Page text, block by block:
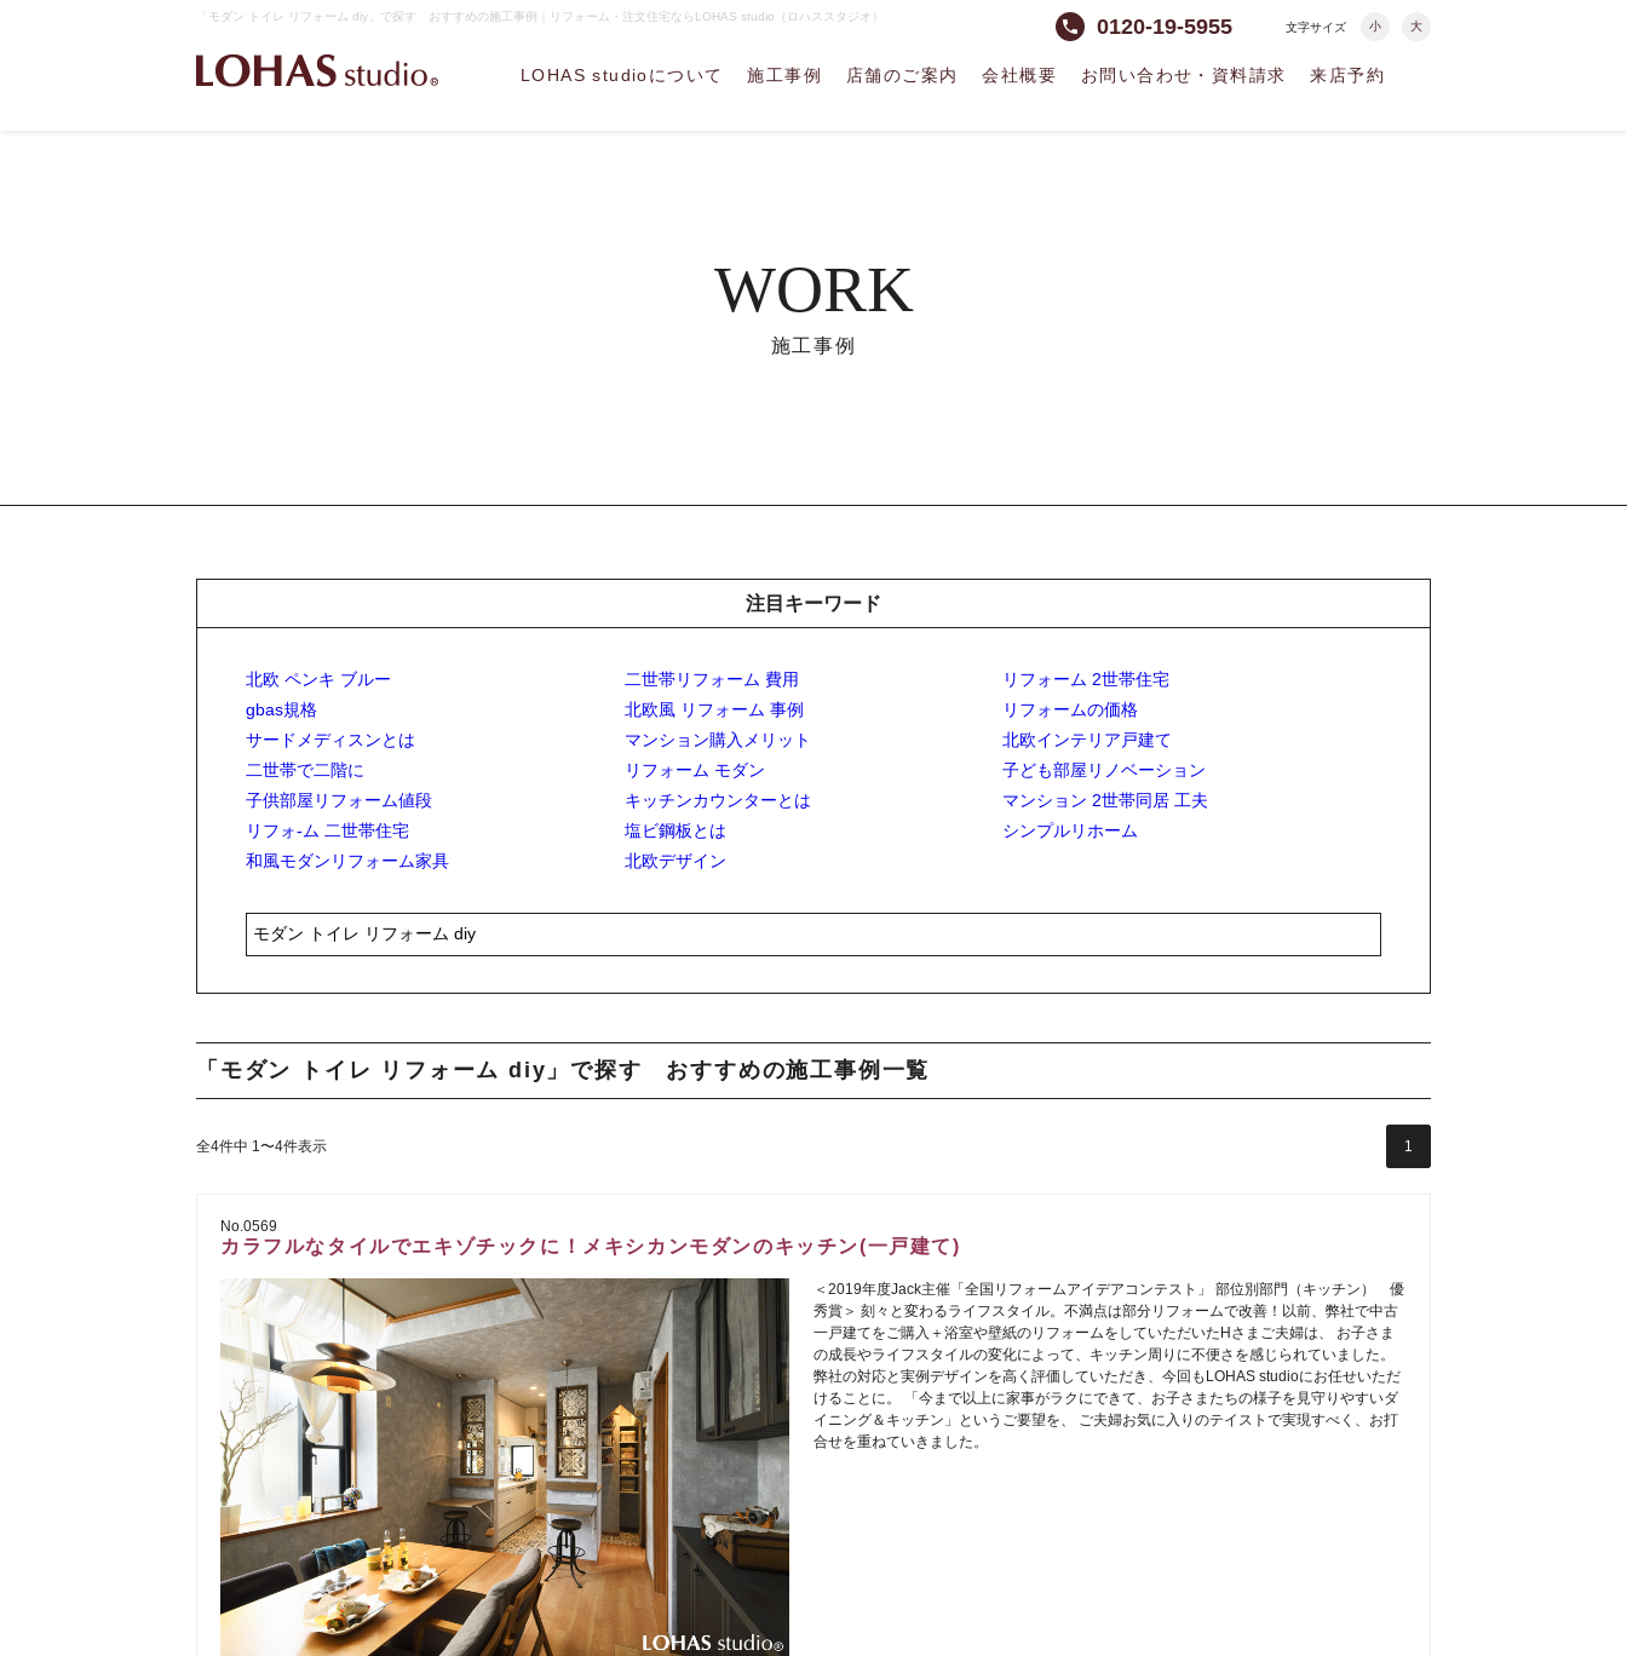
「モダン トイレ リフォーム diy」で探す おすすめの施工事例｜リフォーム・注文住宅ならLOHAS studio（ロハススタジオ）
phone 0120-19-5955 文字サイズ 小 大
LOHAS studioについて 施工事例 店舗のご案内 会社概要 お問い合わせ・資料請求 来店予約
WORK
施工事例
注目キーワード
北欧 ペンキ ブルー 二世帯リフォーム 費用
リフォーム 2世帯住宅
gbas規格
北欧風 リフォーム 事例
リフォームの価格
サードメディスンとは
マンション購入メリット
北欧インテリア戸建て
二世帯で二階に
リフォーム モダン
子ども部屋リノベーション
子供部屋リフォーム値段
キッチンカウンターとは
マンション 2世帯同居 工夫
リフォ-ム 二世帯住宅
塩ビ鋼板とは
シンプルリホーム
和風モダンリフォーム家具
北欧デザイン
「モダン トイレ リフォーム diy」で探す おすすめの施工事例一覧
全4件中 1〜4件表示 1
No.0569
カラフルなタイルでエキゾチックに！メキシカンモダンのキッチン(一戸建て)
＜2019年度Jack主催「全国リフォームアイデアコンテスト」 部位別部門（キッチン） 優
秀賞＞ 刻々と変わるライフスタイル。不満点は部分リフォームで改善！以前、弊社で中古
一戸建てをご購入＋浴室や壁紙のリフォームをしていただいたHさまご夫婦は、 お子さま
の成長やライフスタイルの変化によって、キッチン周りに不便さを感じられていました。
弊社の対応と実例デザインを高く評価していただき、今回もLOHAS studioにお任せいただ
けることに。 「今まで以上に家事がラクにできて、お子さまたちの様子を見守りやすいダ
イニング＆キッチン」というご要望を、 ご夫婦お気に入りのテイストで実現すべく、お打
合せを重ねていきました。